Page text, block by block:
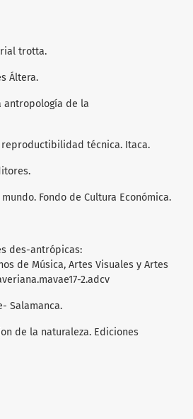
trotta.
Áltera.
antropología de la
reproductibilidad técnica. Itaca.
Fondo de Cultura Económica.
des-antrópicas:
de Música, Artes Visuales y Artes
2.adcv
Salamanca.
de la naturaleza. Ediciones